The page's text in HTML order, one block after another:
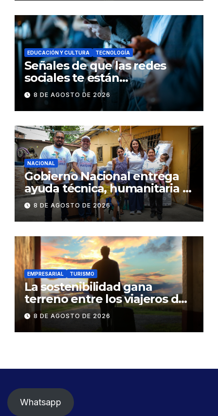
EDUCACIÓN Y CULTURA TECNOLOGÍA
Señales de que las redes
sociales te están
consumiendo
8 DE AGOSTO DE 2026
NACIONAL
Gobierno Nacional entrega
ayuda técnica, humanitaria y
Bono Joaquín Gallegos Lara a
familia en situación de
vulnerabilidad
8 DE AGOSTO DE 2026
EMPRESARIAL TURISMO
La sostenibilidad gana
terreno entre los viajeros de
negocios
8 DE AGOSTO DE 2026
Whatsapp